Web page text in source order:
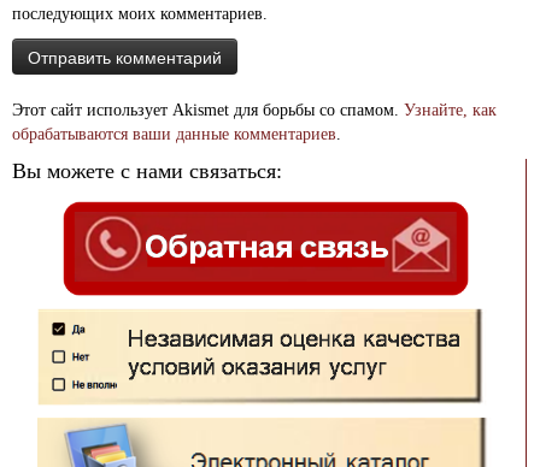
последующих моих комментариев.
Этот сайт использует Akismet для борьбы со спамом. Узнайте, как
обрабатываются ваши данные комментариев.
Вы можете с нами связаться: